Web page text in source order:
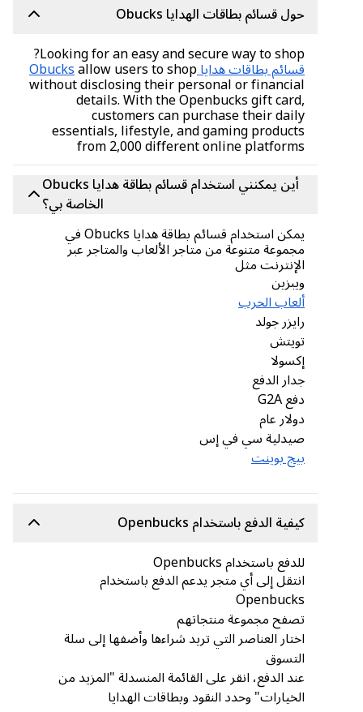
حول قسائم بطاقات الهدايا Obucks
Looking for an easy and secure way to shop?
قسائم بطاقات هدايا Obucksallow users to shop
without disclosing their personal or financial
details. With the Openbucks gift card,
customers can purchase their daily
essentials, lifestyle, and gaming products
from 2,000 different online platforms
أين يمكنني استخدام قسائم بطاقة هدايا Obucks
الخاصة بي؟
يمكن استخدام قسائم بطاقة هدايا Obucks في
مجموعة متنوعة من متاجر الألعاب والمتاجر عبر
الإنترنت مثل
ألعاب الحرب
رايزر جولد
تويتش
إكسولا
جدار الدفع
دولار عام
صيدلية سي في إس
بيج بوينت
كيفية الدفع باستخدام Openbucks
للدفع باستخدام Openbucks
انتقل إلى أي متجر يدعم الدفع باستخدام
Openbucks
تصفح مجموعة منتجاتهم
اختار العناصر التي تريد شراءها وأضفها إلى سلة
التسوق
عند الدفع، انقر على القائمة المنسدلة "المزيد من
الخيارات" وحدد النقود وبطاقات الهدايا